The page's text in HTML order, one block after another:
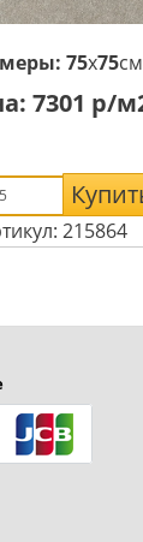
75x75см
7301 р/
215864